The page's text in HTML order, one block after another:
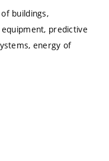
buildings,
predictive
energy of